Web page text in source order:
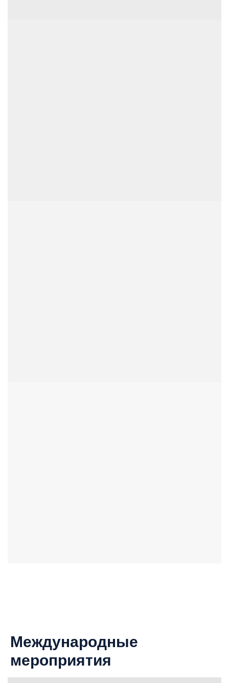
Международные
мероприятия